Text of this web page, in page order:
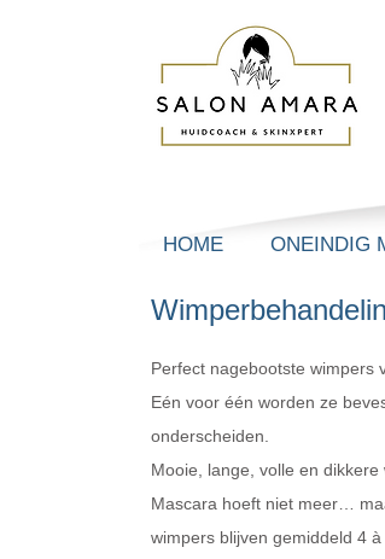
HOME ONEINDIG
Perfect nagebootste wimpers
Eén voor één worden ze
onderscheiden.
Mooie, lange, volle en
Mascara hoeft niet meer…
wimpers blijven gemiddeld 4